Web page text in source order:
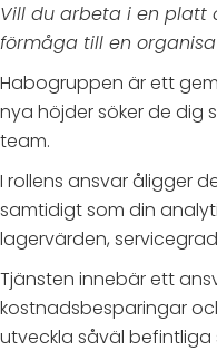
Vill du arbeta i en platt
förmåga till en
Habogruppen är ett
nya höjder söker de dig
team.
I rollens ansvar åligger
samtidigt som din
lagervärden,
Tjänsten innebär ett
kostnadsbesparingar
utveckla såväl